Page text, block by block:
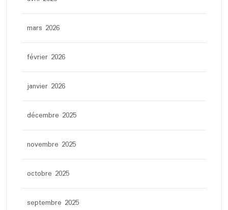
mars 2026
février 2026
janvier 2026
décembre 2025
novembre 2025
octobre 2025
septembre 2025